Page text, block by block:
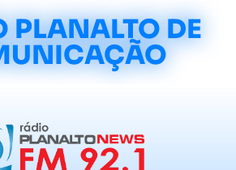
PLANALTO DE